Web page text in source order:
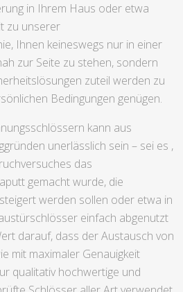
in Ihrem Haus oder etwa
zu unserer
Ihnen keineswegs nur in einer
zur Seite zu stehen, sondern
zuteil werden zu
Bedingungen genügen.
kann aus
unerlässlich sein – sei es ,
das
gemacht wurde, die
werden sollen oder etwa in
einfach abgenutzt
darauf, dass der Austausch von
mit maximaler Genauigkeit
qualitativ hochwertige und